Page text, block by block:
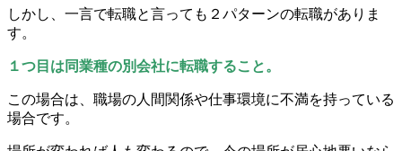
しかし、一言で転職と言っても２パターンの転職がありま
す。
１つ目は同業種の別会社に転職すること。
この場合は、職場の人間関係や仕事環境に不満を持っている
場合です。